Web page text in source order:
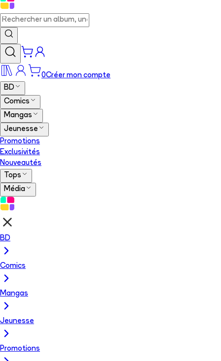
0Créer mon compte
BD
Comics
Mangas
Jeunesse
Promotions
Exclusivités
Nouveautés
Tops
Média
BD
Comics
Mangas
Jeunesse
Promotions